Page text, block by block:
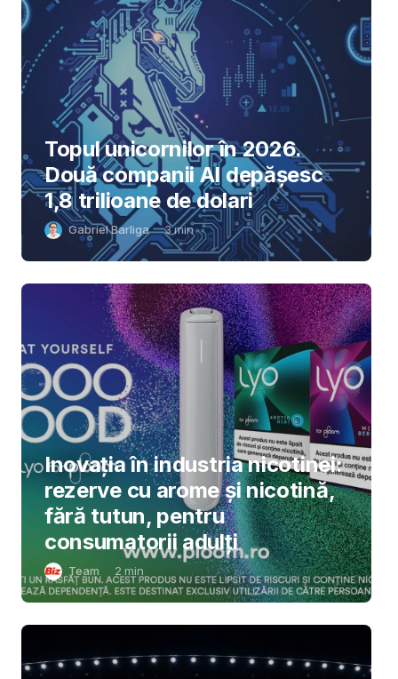
Topul unicornilor în 2026.
Două companii AI depășesc
1,8 trilioane de dolari
Gabriel Barliga 3min
Inovația în industria nicotinei:
rezerve cu arome și nicotină,
fără tutun, pentru
consumatorii adulți
Team 2 min